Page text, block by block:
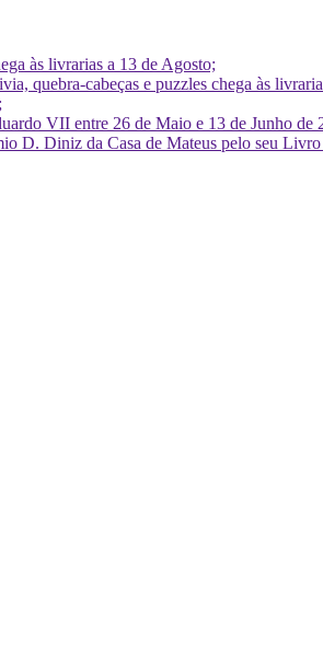
às livrarias a 13 de Agosto;
quebra-cabeças e puzzles chega às
VII entre 26 de Maio e 13 de Junho de
D. Diniz da Casa de Mateus pelo seu Livro